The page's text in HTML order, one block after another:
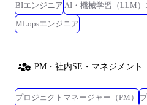
BIエンジニア AI・機械学習（LLM）
MLopsエンジニア
PM・社内SE・マネジメント
プロジェクトマネージャー（PM）